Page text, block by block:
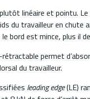
linéaire et pointu.
du travailleur en
bord est mince, plus il
permet
du travailleur.
leading edge(LE)